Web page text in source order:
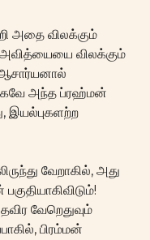
அதை விலக்கும்
விலக்கும்
ஆசார்யனால்
ஆகவே அந்த ப்ரஹ்மன்
இயல்புகளற்ற
வேறாகில், அது
வேறெதுவும்
பிரம்மன்